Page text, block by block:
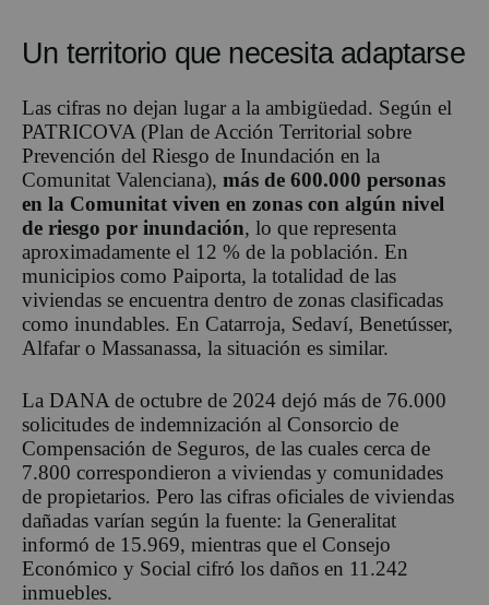
Un territorio que necesita adaptarse
Las cifras no dejan lugar a la ambigüedad. Según el
PATRICOVA (Plan de Acción Territorial sobre
Prevención del Riesgo de Inundación en la
Comunitat Valenciana), más de 600.000 personas
en la Comunitat viven en zonas con algún nivel
de riesgo por inundación, lo que representa
aproximadamente el 12 % de la población. En
municipios como Paiporta, la totalidad de las
viviendas se encuentra dentro de zonas clasificadas
como inundables. En Catarroja, Sedaví, Benetússer,
Alfafar o Massanassa, la situación es similar.
La DANA de octubre de 2024 dejó más de 76.000
solicitudes de indemnización al Consorcio de
Compensación de Seguros, de las cuales cerca de
7.800 correspondieron a viviendas y comunidades
de propietarios. Pero las cifras oficiales de viviendas
dañadas varían según la fuente: la Generalitat
informó de 15.969, mientras que el Consejo
Económico y Social cifró los daños en 11.242
inmuebles.